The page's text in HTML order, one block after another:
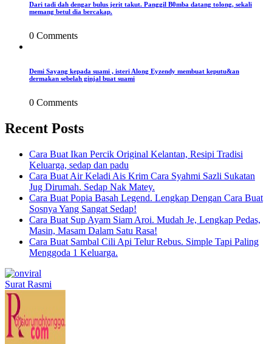
Dari tadi dah dengar bulus jerit takut. Panggil B0mba datang tolong, sekali
memang betul dia bercakap.
0 Comments
Demi Sayang kepada suami , isteri Along Eyzendy membuat keputu&an
dermakan sebelah ginjal buat suami
0 Comments
Recent Posts
Cara Buat Ikan Percik Original Kelantan, Resipi Tradisi
Keluarga, sedap dan padu
Cara Buat Air Keladi Ais Krim Cara Syahmi Sazli Sukatan
Jug Dirumah. Sedap Nak Matey.
Cara Buat Popia Basah Legend. Lengkap Dengan Cara Buat
Sosnya Yang Sangat Sedap!
Cara Buat Sup Ayam Siam Aroi. Mudah Je, Lengkap Pedas,
Masin, Masam Dalam Satu Rasa!
Cara Buat Sambal Cili Api Telur Rebus. Simple Tapi Paling
Menggoda 1 Keluarga.
Surat Rasmi